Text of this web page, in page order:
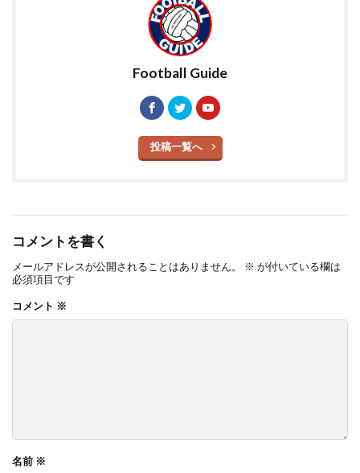
Football Guide
投稿一覧へ
コメントを書く
メールアドレスが公開されることはありません。 ※ が付いている欄は
必須項目です
コメント ※
名前 ※